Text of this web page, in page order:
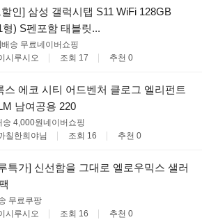
인] 삼성 갤럭시탭 S11 WiFi 128GB
형) S펜포함 태블릿...
배송 무료네이버쇼핑
시루시오 조회 17 추천 0
스 에코 시티 어드벤처 클로그 엘리펀트
남여공용 220
송 4,000원네이버쇼핑
칠한희야님 조회 16 추천 0
특가] 신선함을 그대로 엘로우믹스 샐러
무료 쿠팡
시루시오 조회 16 추천 0